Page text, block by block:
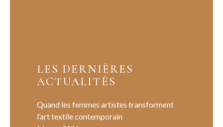
LES DERNIÈRES
ACTUALITÉS
Quand les femmes artistes transforment
l’art textile contemporain